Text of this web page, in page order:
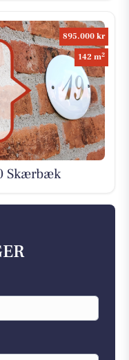
895.000 kr
142 m2
Skærbæk